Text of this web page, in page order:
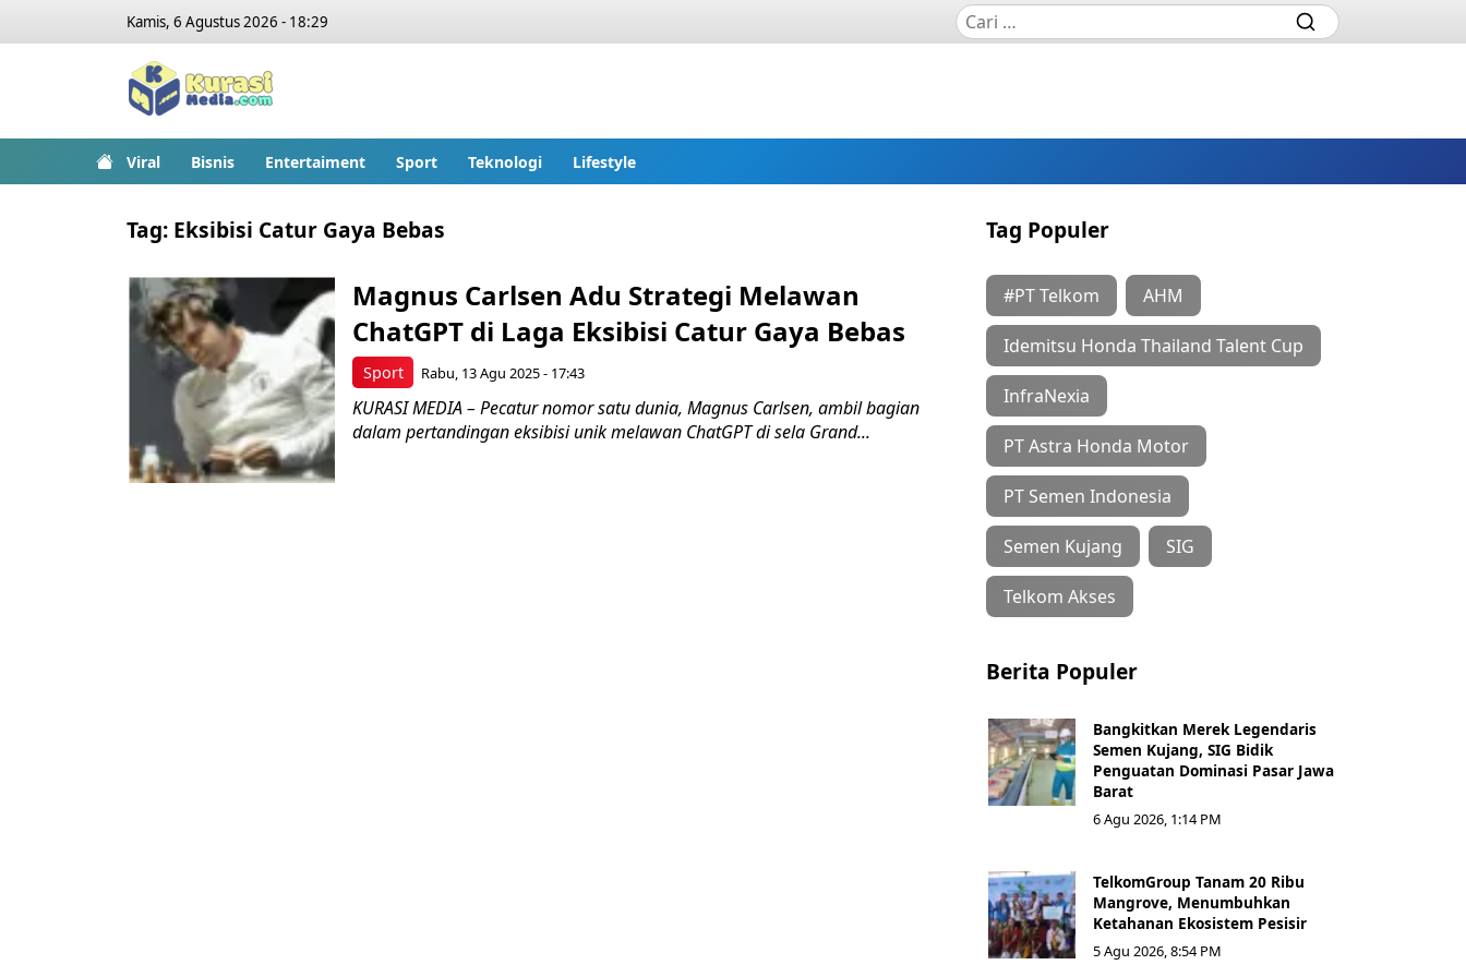
Kamis, 6 Agustus 2026 - 18:29
Viral Bisnis Entertaiment Sport Teknologi Lifestyle
Tag: Eksibisi Catur Gaya Bebas
Sport
Magnus Carlsen Adu Strategi Melawan
ChatGPT di Laga Eksibisi Catur Gaya Bebas
Rabu, 13 Agu 2025 - 17:43
KURASI MEDIA – Pecatur nomor satu dunia, Magnus Carlsen, ambil bagian
dalam pertandingan eksibisi unik melawan ChatGPT di sela Grand...
Tag Populer
#PT Telkom AHM
Idemitsu Honda Thailand Talent Cup
InfraNexia
PT Astra Honda Motor
PT Semen Indonesia
Semen Kujang SIG
Telkom Akses
Berita Populer
Bangkitkan Merek Legendaris
Semen Kujang, SIG Bidik
Penguatan Dominasi Pasar Jawa
Barat
6 Agu 2026, 1:14 PM
TelkomGroup Tanam 20 Ribu
Mangrove, Menumbuhkan
Ketahanan Ekosistem Pesisir
5 Agu 2026, 8:54 PM